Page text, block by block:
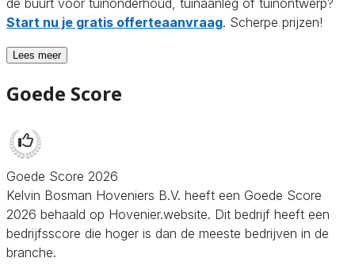
Start nu je gratis offerteaanvraag. Scherpe prijzen!
Lees meer
Goede Score
Goede Score 2026
Kelvin Bosman Hoveniers B.V. heeft een Goede Score
2026 behaald op Hovenier.website. Dit bedrijf heeft een
bedrijfsscore die hoger is dan de meeste bedrijven in de
branche.